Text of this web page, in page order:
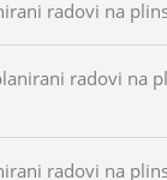
radovi na
radovi na
radovi na